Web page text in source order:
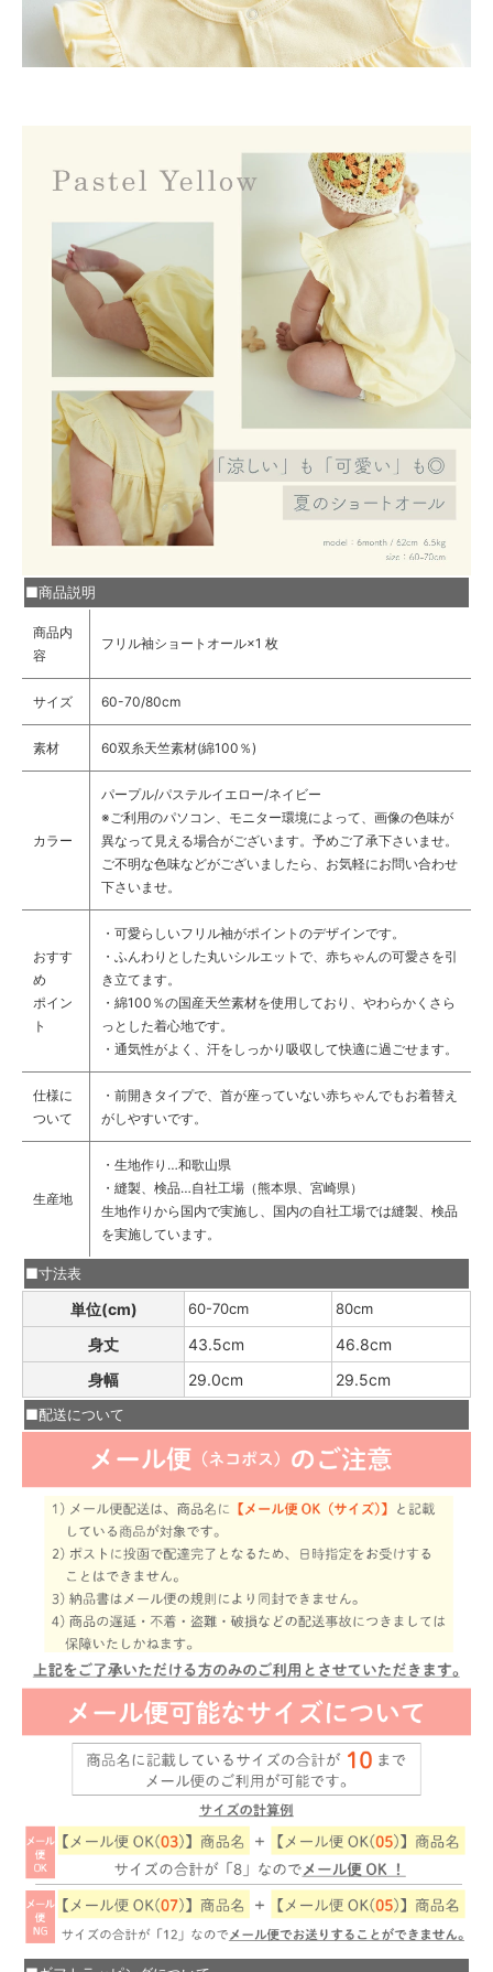
■商品説明
商品内
容
フリル袖ショートオール×1 枚
サイズ 60-70/80cm
素材 60双糸天竺素材(綿100％)
カラー
パープル/パステルイエロー/ネイビー
※ご利用のパソコン、モニター環境によって、画像の色味が
異なって見える場合がございます。予めご了承下さいませ。
ご不明な色味などがございましたら、お気軽にお問い合わせ
下さいませ。
おすす
め
ポイン
ト
・ 可愛らしいフリル袖がポイントのデザインです。
・ふんわりとした丸いシルエットで、赤ちゃんの可愛さを引
き立てます。
・ 綿100％の国産天竺素材を使用しており、やわらかくさら
っとした着心地です。
・ 通気性がよく、汗をしっかり吸収して快適に過ごせます。
仕様に
ついて
・前開きタイプで、首が座っていない赤ちゃんでもお着替え
がしやすいです。
生産地
・生地作り…和歌山県
・縫製、検品…自社工場（熊本県、宮崎県）
生地作りから国内で実施し、国内の自社工場では縫製、検品
を実施しています。
■寸法表
単位(cm) 60-70cm 80cm
身丈 43.5cm
46.8cm
身幅
29.0cm 29.5cm
■配送について